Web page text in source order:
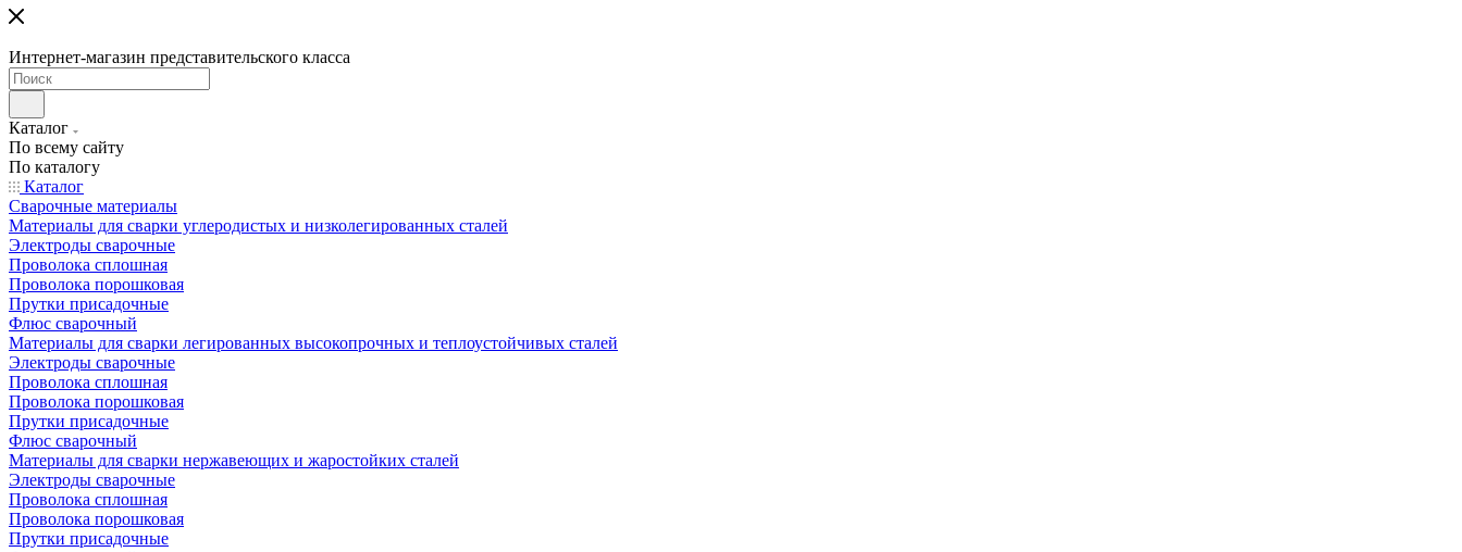
Интернет-магазин представительского класса
Каталог
По всему сайту
По каталогу
Каталог
Сварочные материалы
Материалы для сварки углеродистых и низколегированных сталей
Электроды сварочные
Проволока сплошная
Проволока порошковая
Прутки присадочные
Флюс сварочный
Материалы для сварки легированных высокопрочных и теплоустойчивых сталей
Электроды сварочные
Проволока сплошная
Проволока порошковая
Прутки присадочные
Флюс сварочный
Материалы для сварки нержавеющих и жаростойких сталей
Электроды сварочные
Проволока сплошная
Проволока порошковая
Прутки присадочные